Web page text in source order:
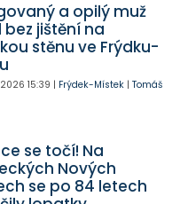
a opilý muž
bez jištění na
stěnu ve Frýdku-
15:39 | Frýdek-Místek| Tomáš
se točí! Na
Nových
se po 84 letech